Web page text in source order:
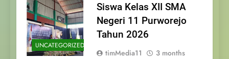
UNCATEGORIZED
Siswa Kelas XII SMA
Negeri 11 Purworejo
Tahun 2026
timMedia11
3 months